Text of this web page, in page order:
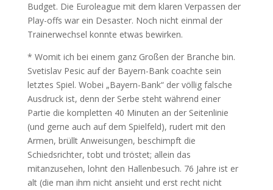
Budget. Die Euroleague mit dem klaren Verpassen der
Play-offs war ein Desaster. Noch nicht einmal der
Trainerwechsel konnte etwas bewirken.
* Womit ich bei einem ganz Großen der Branche bin.
Svetislav Pesic auf der Bayern-Bank coachte sein
letztes Spiel. Wobei „Bayern-Bank“ der völlig falsche
Ausdruck ist, denn der Serbe steht während einer
Partie die kompletten 40 Minuten an der Seitenlinie
(und gerne auch auf dem Spielfeld), rudert mit den
Armen, brüllt Anweisungen, beschimpft die
Schiedsrichter, tobt und tröstet; allein das
mitanzusehen, lohnt den Hallenbesuch. 76 Jahre ist er
alt (die man ihm nicht ansieht und erst recht nicht